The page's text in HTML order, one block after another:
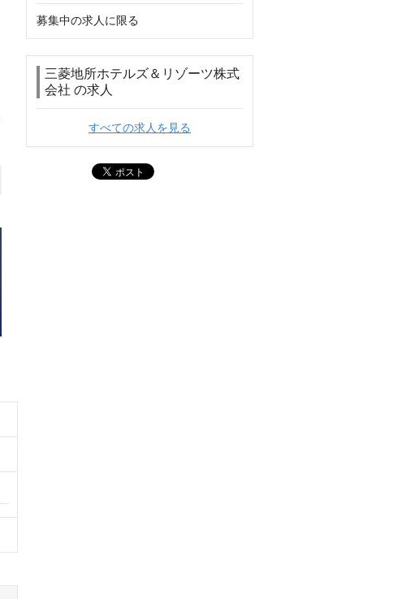
募集中の求人に限る
三菱地所ホテルズ＆リゾーツ株式
会社 の求人
すべての求人を見る